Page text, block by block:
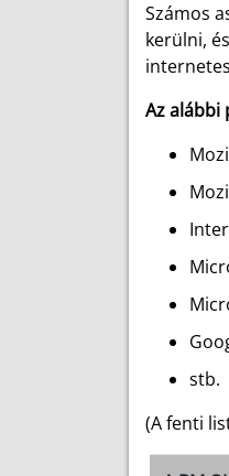
Számos
kerülni,
Az alábbi
stb.
(A fenti